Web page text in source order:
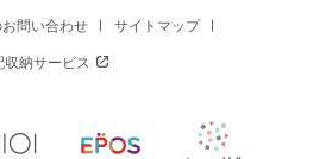
問い合わせ サイトマップ
収納サービス